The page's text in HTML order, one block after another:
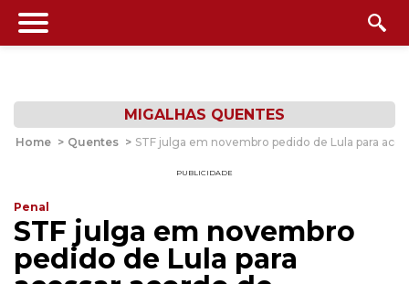
MIGALHAS QUENTES
Home > Quentes > STF julga em novembro pedido de Lula para
PUBLICIDADE
Penal
STF julga em novembro
pedido de Lula para